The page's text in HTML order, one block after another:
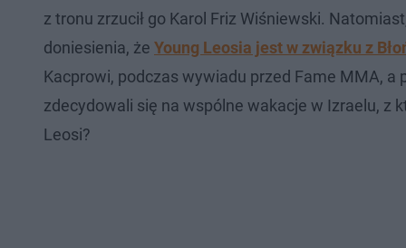
z tronu zrzucił go Karol Friz Wiśniewski.
doniesienia, że Young Leosia jest w związku z
Kacprowi, podczas wywiadu przed Fame MMA,
zdecydowali się na wspólne wakacje w Izraelu, z
Leosi?